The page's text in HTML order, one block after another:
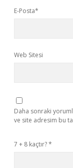
E-Posta*
Web Sitesi
Daha sonraki
ve site adresim bu
7 + 8 kaçtır?*